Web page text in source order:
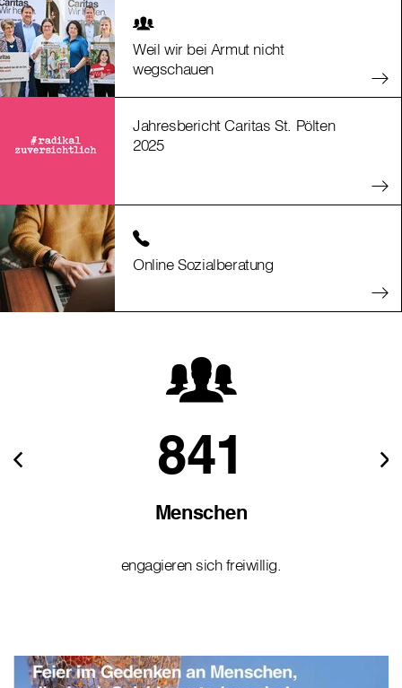
Weil wir bei Armut nicht
wegschauen
Jahresbericht Caritas St. Pölten
2025
Online Sozialberatung
841
Menschen
engagieren sich freiwillig.